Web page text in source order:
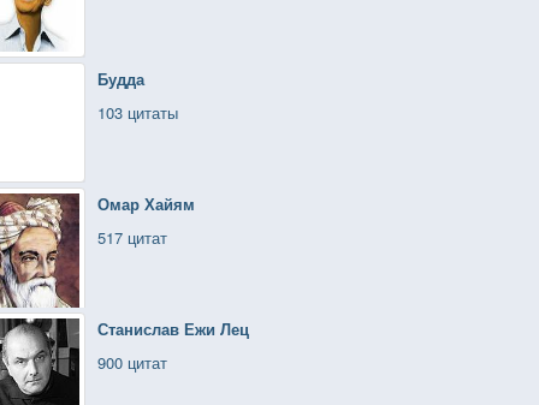
Будда
103 цитаты
Омар Хайям
517 цитат
Станислав Ежи Лец
900 цитат